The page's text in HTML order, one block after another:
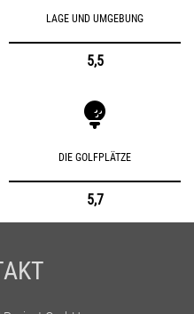
LAGE UND UMGEBUNG
5,5
DIE GOLFPLÄTZE
5,7